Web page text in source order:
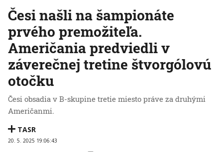
Česi našli na šampionáte
prvého premožiteľa.
Američania predviedli v
záverečnej tretine štvorgólovú
otočku
Česi obsadia v B-skupine tretie miesto práve za druhými
Američanmi.
TASR
20. 5. 2025 19:06:43